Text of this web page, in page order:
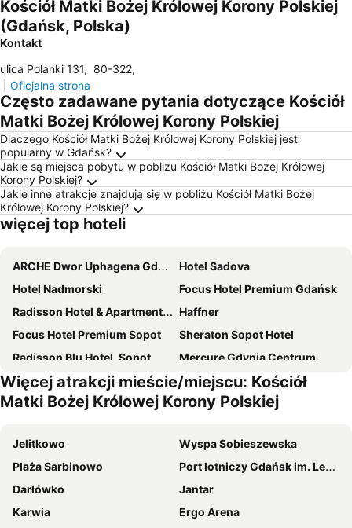
Kościół Matki Bożej Królowej Korony Polskiej
(Gdańsk, Polska)
Kontakt
ulica Polanki 131, 80-322,
Oficjalna strona
Często zadawane pytania dotyczące Kościół
Matki Bożej Królowej Korony Polskiej
Dlaczego Kościół Matki Bożej Królowej Korony Polskiej jest
popularny w Gdańsk?
Jakie są miejsca pobytu w pobliżu Kościół Matki Bożej Królowej
Korony Polskiej?
Jakie inne atrakcje znajdują się w pobliżu Kościół Matki Bożej
Królowej Korony Polskiej?
więcej top hoteli
ARCHE Dwor Uphagena Gdansk
Hotel Sadova
Hotel Nadmorski
Focus Hotel Premium Gdańsk
Radisson Hotel & Apartments Gdansk
Haffner
Focus Hotel Premium Sopot
Sheraton Sopot Hotel
Radisson Blu Hotel, Sopot
Mercure Gdynia Centrum
Hotel Sopot
Hotel Aqua Sopot - Destigo Hotels
Hampton by Hilton Gdansk Old Town
Mercure Gdansk Posejdon
Hampton by Hilton Gdansk Oliwa
ibis Gdansk Stare Miasto
Hotel Focus Gdansk
Aqua House
Novotel Gdansk Centrum
Grano Hotel Solmarina
Hotel Grano
Sopotorium Hotel & Medical Spa
Więcej atrakcji mieście/miejscu: Kościół
Matki Bożej Królowej Korony Polskiej
Jelitkowo
Wyspa Sobieszewska
Plaża Sarbinowo
Port lotniczy Gdańsk im. Lecha Wałęsy
Darłówko
Jantar
Karwia
Ergo Arena